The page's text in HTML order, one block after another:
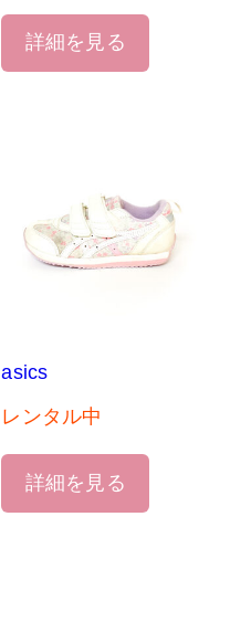
詳細を見る
asics
レンタル中
詳細を見る